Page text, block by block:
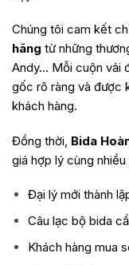
Chúng tôi cam kết
hãng từ những
Andy… Mỗi cuộn vải
gốc rõ ràng và được
khách hàng.
Đồng thời, Bida
giá hợp lý cùng
Đại lý mới thành
Câu lạc bộ bida
Khách hàng mua